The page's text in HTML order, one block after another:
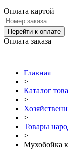
Оплата картой
Перейти к оплате
Оплата заказа
Главная
>
Каталог
>
>
Товары
>
Мухобойка